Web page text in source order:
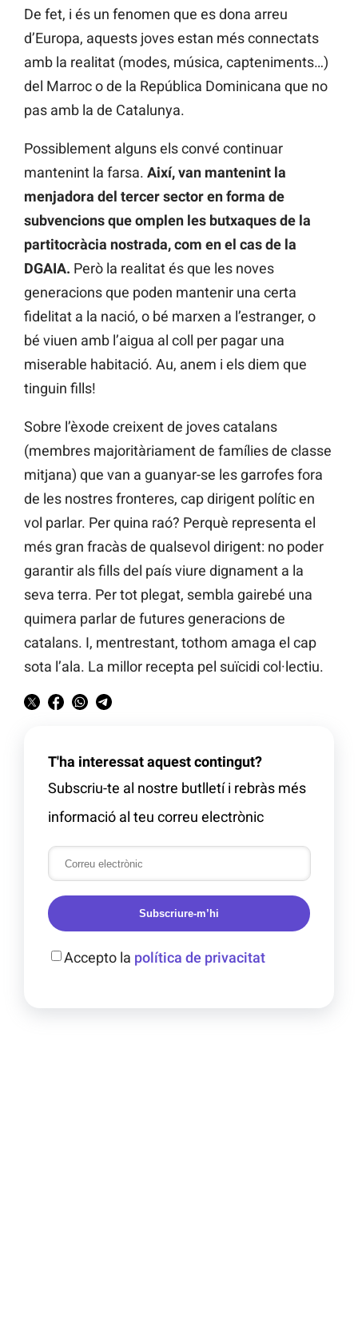
De fet, i és un fenomen que es dona arreu
d’Europa, aquests joves estan més connectats
amb la realitat (modes, música, capteniments…)
del Marroc o de la República Dominicana que no
pas amb la de Catalunya.
Possiblement alguns els convé continuar
mantenint la farsa. Així, van mantenint la
menjadora del tercer sector en forma de
subvencions que omplen les butxaques de la
partitocràcia nostrada, com en el cas de la
DGAIA. Però la realitat és que les noves
generacions que poden mantenir una certa
fidelitat a la nació, o bé marxen a l’estranger, o
bé viuen amb l’aigua al coll per pagar una
miserable habitació. Au, anem i els diem que
tinguin fills!
Sobre l’èxode creixent de joves catalans
(membres majoritàriament de famílies de classe
mitjana) que van a guanyar-se les garrofes fora
de les nostres fronteres, cap dirigent polític en
vol parlar. Per quina raó? Perquè representa el
més gran fracàs de qualsevol dirigent: no poder
garantir als fills del país viure dignament a la
seva terra. Per tot plegat, sembla gairebé una
quimera parlar de futures generacions de
catalans. I, mentrestant, tothom amaga el cap
sota l’ala. La millor recepta pel suïcidi col·lectiu.
T'ha interessat aquest contingut?
Subscriu-te al nostre butlletí i rebràs més
informació al teu correu electrònic
Subscriure-m’hi
Accepto la política de privacitat